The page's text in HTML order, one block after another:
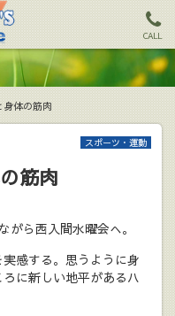
CALL
身体の筋肉
スポーツ・運動
筋肉
がら西入間水曜会へ。
感する。思うように身
に新しい地平があるハ